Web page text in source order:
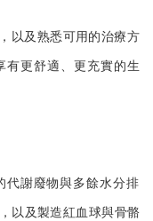
以及熟悉可用的治療方
有更舒適、更充實的生
代謝廢物與多餘水分排
以及製造紅血球與骨骼